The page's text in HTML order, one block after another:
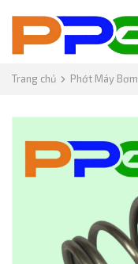
Trang chủ Phớt Máy Bơm